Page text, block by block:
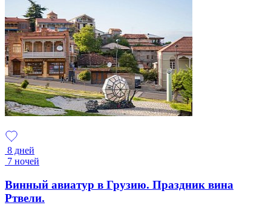
8 дней
7 ночей
Винный авиатур в Грузию. Праздник вина
Ртвели.